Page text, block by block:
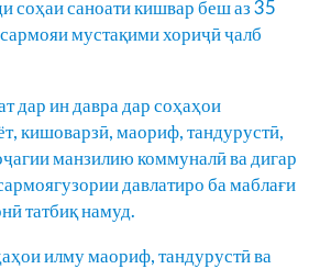
соҳаи саноати кишвар беш аз 35
мустақими хориҷӣ ҷалб
дар ин давра дар соҳаҳои
кишоварзӣ, маориф, тандурустӣ,
манзилию коммуналӣ ва дигар
давлатиро ба маблағи
татбиқ намуд.
илму маориф, тандурустӣ ва